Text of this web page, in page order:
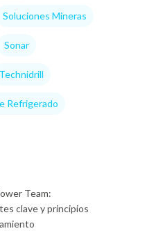
Soluciones Mineras
Sonar
Technidrill
Refrigerado
Team:
clave y principios
Eventos
Noticias